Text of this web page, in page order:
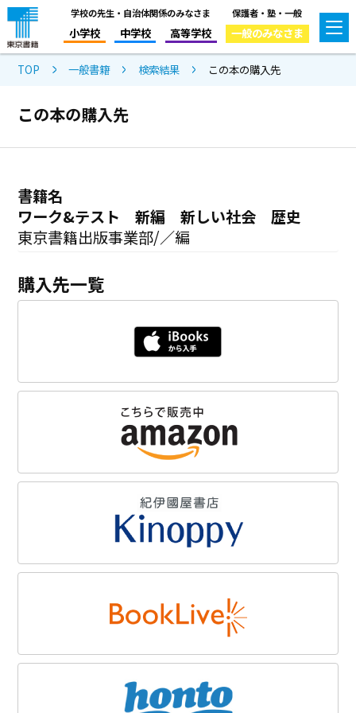
学校の先生・自治体関係のみなさま
小学校 中学校 高等学校
保護者・塾・一般
一般のみなさま
TOP 一般書籍 検索結果 この本の購入先
この本の購入先
書籍名
ワーク&テスト 新編 新しい社会 歴史
東京書籍出版事業部/／編
購入先一覧